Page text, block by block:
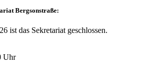
Bergsonstraße:
ist das Sekretariat geschlossen.
Uhr